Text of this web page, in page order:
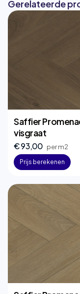
Gerelateerde
Saffier
visgraat
€ 93,00 per m2
Prijs berekenen